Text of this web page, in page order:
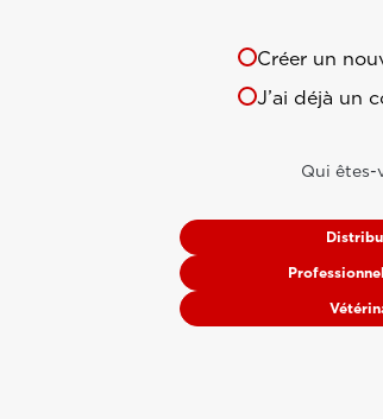
Créer un
J’ai déjà un
Qui êtes-